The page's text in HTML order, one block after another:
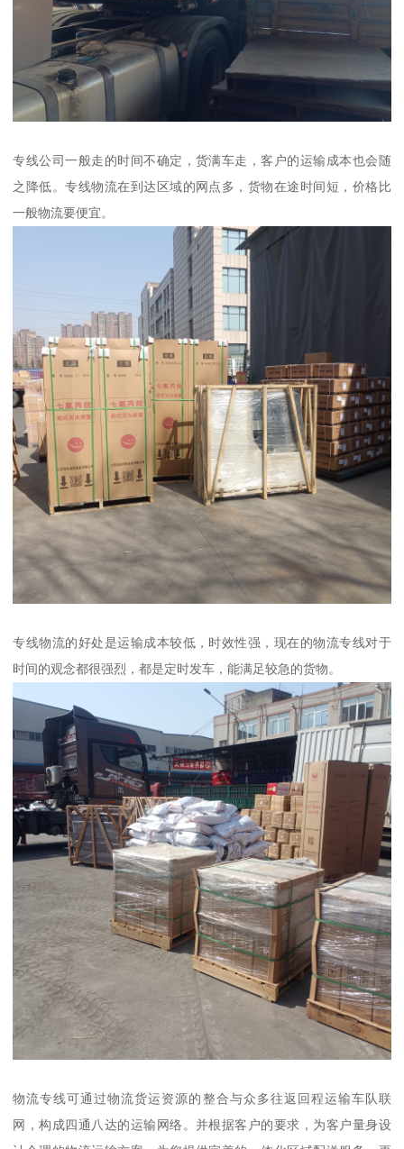
专线公司一般走的时间不确定，货满车走，客户的运输成本也会随
之降低。专线物流在到达区域的网点多，货物在途时间短，价格比
一般物流要便宜。
专线物流的好处是运输成本较低，时效性强，现在的物流专线对于
时间的观念都很强烈，都是定时发车，能满足较急的货物。
物流专线可通过物流货运资源的整合与众多往返回程运输车队联
网，构成四通八达的运输网络。并根据客户的要求，为客户量身设